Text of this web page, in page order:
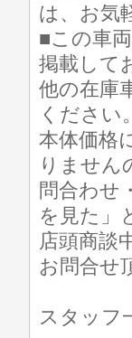
は、お気
■この車
掲載して
他の在庫
ください。
本体価格
りません
問合わせ
を見た」
店頭商談
お問合せ
スタッフ